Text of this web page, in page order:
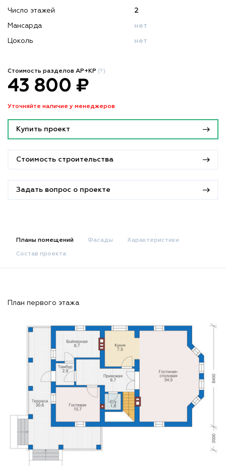
Число этажей 2
Мансарда нет
Цоколь нет
Стоимость разделов АР+КР (?)
43 800 ₽
Уточняйте наличие у менеджеров
Купить проект
Стоимость строительства
Задать вопрос о проекте
Планы помещений Фасады Характеристики
Состав проекта
План первого этажа